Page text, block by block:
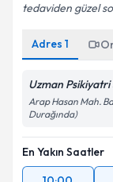
Metni
tedaviden güzel
Adres 1
Uzman
Arap Hasan Mah.
Durağında)
En Yakın Saatler